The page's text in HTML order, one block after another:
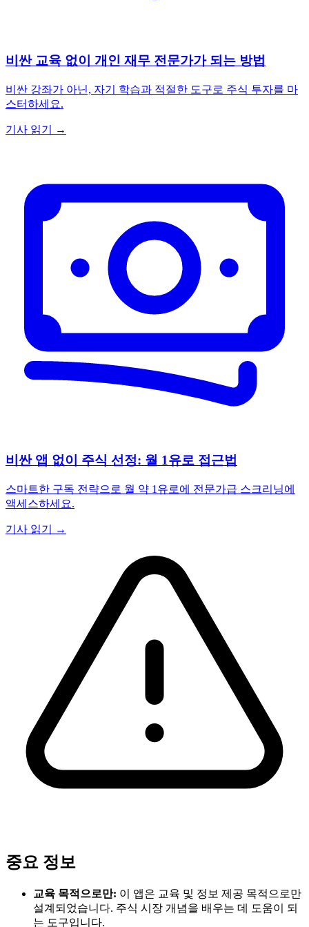
비싼 교육 없이 개인 재무 전문가가 되는 방법
비싼 강좌가 아닌, 자기 학습과 적절한 도구로 주식 투자를 마
스터하세요.
기사 읽기 →
비싼 앱 없이 주식 선정: 월 1유로 접근법
스마트한 구독 전략으로 월 약 1유로에 전문가급 스크리닝에
액세스하세요.
기사 읽기 →
중요 정보
교육 목적으로만: 이 앱은 교육 및 정보 제공 목적으로만
설계되었습니다. 주식 시장 개념을 배우는 데 도움이 되
는 도구입니다.